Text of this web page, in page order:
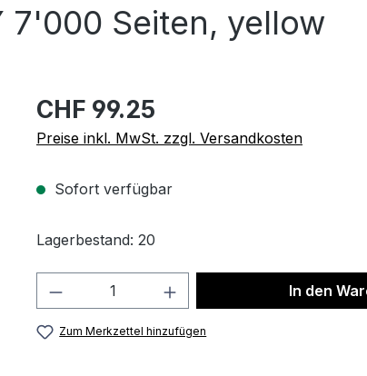
7'000 Seiten, yellow
CHF 99.25
Preise inkl. MwSt. zzgl. Versandkosten
Sofort verfügbar
Lagerbestand: 20
Produkt Anzahl: Gib denIn den
Zum Merkzettel hinzufügen